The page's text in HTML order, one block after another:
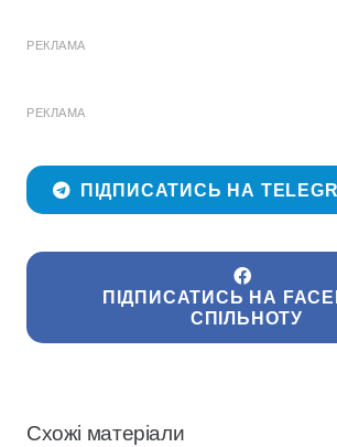
РЕКЛАМА
РЕКЛАМА
ПІДПИСАТИСЬ НА
ПІДПИСАТИСЬ НА
СПІЛЬНОТУ
Схожі матеріали